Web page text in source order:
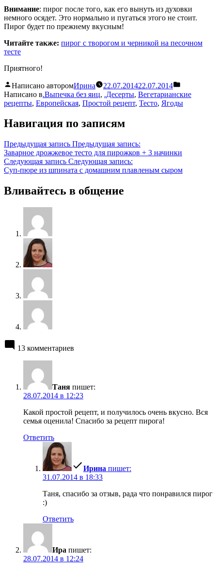
Внимание: пирог после того, как его вынуть из духовки
немного осядет. Это нормально и пугаться этого не стоит.
Пирог будет по прежнему вкусным!
Читайте также: пирог с творогом и черникой на песочном
тесте
Приятного!
Написано авторомИрина 22.07.201422.07.2014
Написано в.Выпечка без яиц, .Десерты, Вегетарианские
рецепты, Европейская, Простой рецепт, Тесто, Ягоды
Навигация по записям
Предыдущая запись Предыдущая запись:
Заварное дрожжевое тесто для пирожков + 3 начинки
Следующая запись Следующая запись:
Суп-пюре из шпината с домашним плавленым сыром
Вливайтесь в общение
13 комментариев
Таня пишет:
28.07.2014 в 12:23
Какой простой рецепт, и получилось очень вкусно. Вся
семья оценила! Спасибо за рецепт пирога!
Ответить
Ирина пишет:
31.07.2014 в 18:33
Таня, спасибо за отзыв, рада что понравился пирог
:)
Ответить
Ира пишет:
28.07.2014 в 12:24